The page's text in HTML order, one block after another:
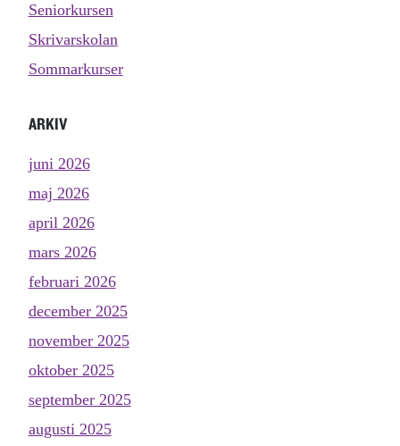
Seniorkursen
Skrivarskolan
Sommarkurser
ARKIV
juni 2026
maj 2026
april 2026
mars 2026
februari 2026
december 2025
november 2025
oktober 2025
september 2025
augusti 2025